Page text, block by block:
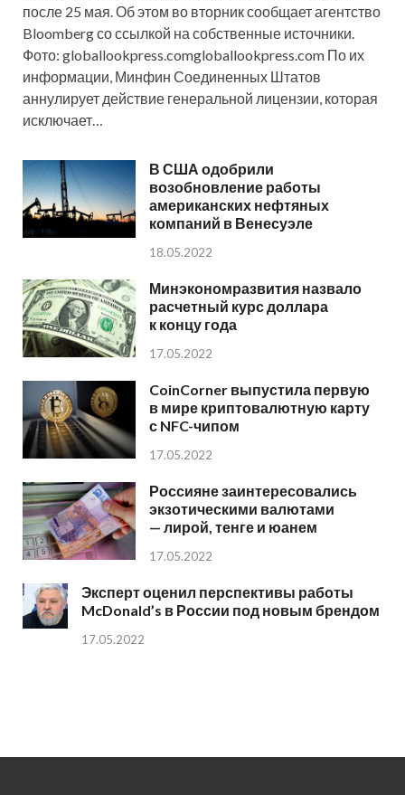
после 25 мая. Об этом во вторник сообщает агентство
Bloomberg со ссылкой на собственные источники.
Фото: globallookpress.comgloballookpress.com По их
информации, Минфин Соединенных Штатов
аннулирует действие генеральной лицензии, которая
исключает…
В США одобрили
возобновление работы
американских нефтяных
компаний в Венесуэле
18.05.2022
Минэкономразвития назвало
расчетный курс доллара
к концу года
17.05.2022
CoinCorner выпустила первую
в мире криптовалютную карту
с NFC-чипом
17.05.2022
Россияне заинтересовались
экзотическими валютами
— лирой, тенге и юанем
17.05.2022
Эксперт оценил перспективы работы
McDonald’s в России под новым брендом
17.05.2022